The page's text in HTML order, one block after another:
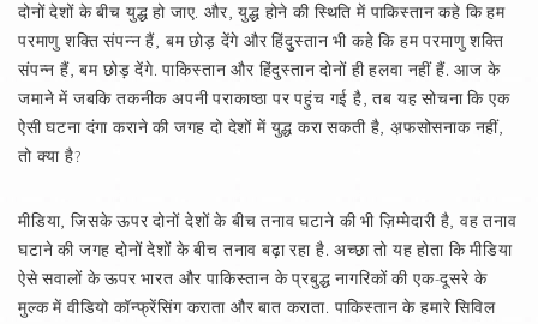
दोनों देशों के बीच युद्ध हो जाए. और, युद्ध होने की स्थिति में पाकिस्तान कहे कि हम
परमाणु शक्ति संपन्न हैं, बम छोड़ देंगे और हिंदुुस्तान भी कहे कि हम परमाणु शक्ति
संपन्न हैं, बम छोड़ देंगे. पाकिस्तान और हिंदुस्तान दोनों ही हलवा नहीं हैं. आज के
जमाने में जबकि तकनीक अपनी पराकाष्ठा पर पहुंच गई है, तब यह सोचना कि एक
ऐसी घटना दंगा कराने की जगह दो देशों में युद्ध करा सकती है, अ़फसोसनाक नहीं,
तो क्या है?
मीडिया, जिसके ऊपर दोनों देशों के बीच तनाव घटाने की भी ज़िम्मेदारी है, वह तनाव
घटाने की जगह दोनों देशों के बीच तनाव बढ़ा रहा है. अच्छा तो यह होता कि मीडिया
ऐसे सवालों के ऊपर भारत और पाकिस्तान के प्रबुद्ध नागरिकों की एक-दूसरे के
मुल्क में वीडियो कॉन्फ्रेंसिंग कराता और बात कराता. पाकिस्तान के हमारे सिविल